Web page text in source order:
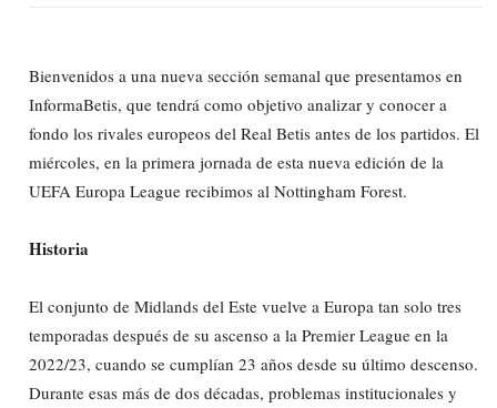
Bienvenidos a una nueva sección semanal que presentamos en
InformaBetis, que tendrá como objetivo analizar y conocer a
fondo los rivales europeos del Real Betis antes de los partidos. El
miércoles, en la primera jornada de esta nueva edición de la
UEFA Europa League recibimos al Nottingham Forest.
Historia
El conjunto de Midlands del Este vuelve a Europa tan solo tres
temporadas después de su ascenso a la Premier League en la
2022/23, cuando se cumplían 23 años desde su último descenso.
Durante esas más de dos décadas, problemas institucionales y